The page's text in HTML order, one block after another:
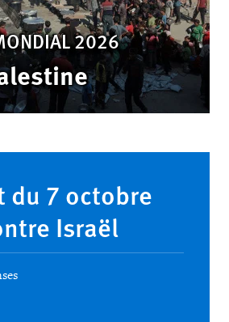
2026
du 7 octobre
Israël